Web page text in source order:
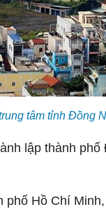
tâm tỉnh Đồng
lập thành
phố Hồ Chí